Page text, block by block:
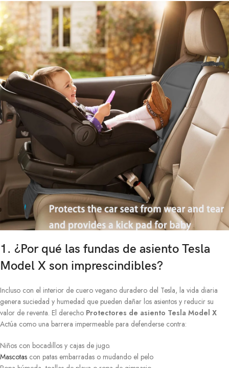
1. ¿Por qué las fundas de asiento Tesla
Model X son imprescindibles?
Incluso con el interior de cuero vegano duradero del Tesla, la vida diaria
genera suciedad y humedad que pueden dañar los asientos y reducir su
valor de reventa. El derecho Protectores de asiento Tesla Model X
Actúa como una barrera impermeable para defenderse contra:
Niños con bocadillos y cajas de jugo.
Mascotas con patas embarradas o mudando el pelo